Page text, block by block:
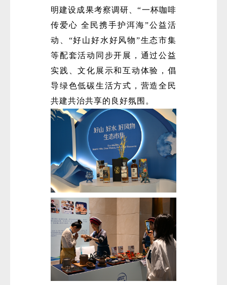
明建设成果考察调研、“一杯咖啡
传爱心 全民携手护洱海”公益活
动、“好山好水好风物”生态市集
等配套活动同步开展，通过公益
实践、文化展示和互动体验，倡
导绿色低碳生活方式，营造全民
共建共治共享的良好氛围。